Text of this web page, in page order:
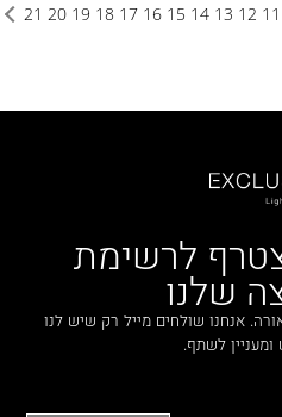
11
12
13
14
15
16
17
18
19
20
21
לרשימת
שלנו
אנחנו שולחים מייל רק שיש לנו
לשתף.